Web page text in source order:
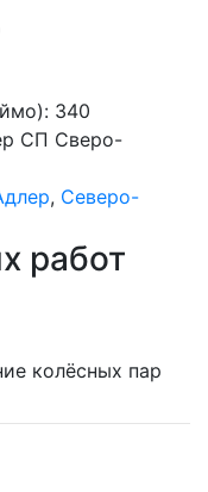
340
СП Сверо-
, Северо-
работ
колёсных пар